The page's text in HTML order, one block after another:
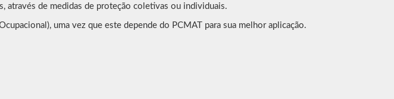
através de medidas de proteção coletivas ou individuais.
uma vez que este depende do PCMAT para sua melhor aplicação.